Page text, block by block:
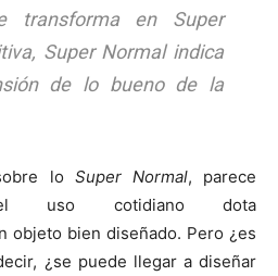
transforma en Super
Super Normal indica
de lo bueno de la
lo Super Normal, parece
uso cotidiano dota
objeto bien diseñado. Pero ¿es
¿se puede llegar a diseñar